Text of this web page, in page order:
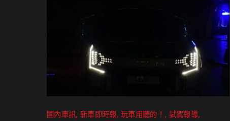
國內車訊 新車即時報 玩車用聽的！
試駕報導